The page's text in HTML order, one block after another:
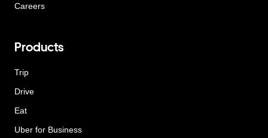
Careers
Products
Trip
Drive
Eat
Uber for Business